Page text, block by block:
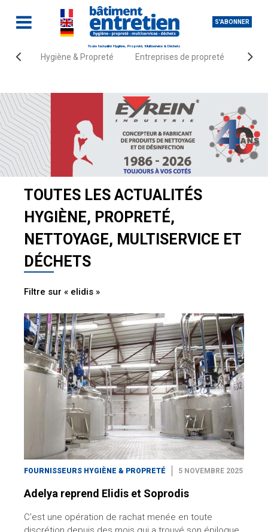
S'ABONNER
Toute l'actualité Hygiène, Propreté, Multiservice & Déchets
Hygiène & Propreté Entreprises de propreté
Accueil Actualités
TOUTES LES ACTUALITÉS
HYGIÈNE, PROPRETÉ,
NETTOYAGE, MULTISERVICE ET
DÉCHETS
Filtre sur « elidis »
FOURNISSEURS HYGIÈNE & PROPRETÉ 5 NOVEMBRE 2025
Adelya reprend Elidis et Soprodis
C'est une opération de rachat menée en toute